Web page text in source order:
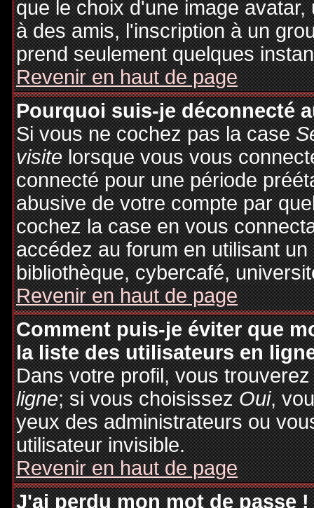
que le choix d'une image
à des amis, l'inscription à un
prend seulement quelques
Revenir en haut de page
Pourquoi suis-je déconnecté
Si vous ne cochez pas la case
visitelorsque vous vous
connecté pour une période
abusive de votre compte par
cochez la case en vous
accédez au forum en utilisant
bibliothèque, cybercafé,
Revenir en haut de page
Comment puis-je éviter que
la liste des utilisateurs en
Dans votre profil, vous
ligne; si vous choisissezOui,
yeux des administrateurs ou
utilisateur invisible.
Revenir en haut de page
J'ai perdu mon mot de passe !